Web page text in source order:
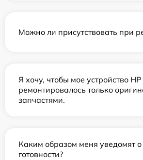
Можно ли присутствовать при
Я хочу, чтобы мое устройство HP
ремонтировалось только
запчастями.
Каким образом меня уведомят о
готовности?